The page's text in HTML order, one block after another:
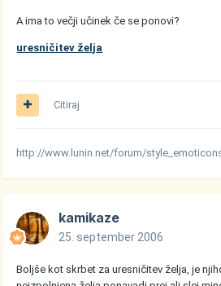
A ima to večji učinek če se ponovi?
uresničitev želja
Citiraj
http://www.lunin.net/forum/
kamikaze
25. september 2006
Boljše kot skrbet za uresničitev želja, je